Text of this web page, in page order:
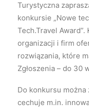
Turystyczna
konkursie „Nowe
Tech.Travel
organizacji i firm
rozwiązania, które
Zgłoszenia – do 30
Do konkursu można
cechuje m.in.